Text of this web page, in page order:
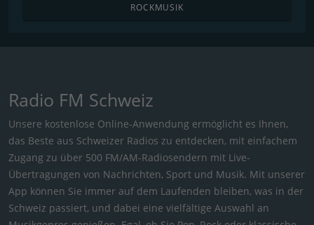
ROCKMUSIK
Radio FM Schweiz
Unsere kostenlose Online-Anwendung ermöglicht es Ihnen,
das Beste aus Schweizer Radios zu entdecken, mit einfachem
Zugang zu über 500 FM/AM-Radiosendern mit Live-
Übertragungen von Nachrichten, Sport und Musik. Mit unserer
App können Sie immer auf dem Laufenden bleiben, was in der
Schweiz passiert, und dabei eine vielfältige Auswahl an